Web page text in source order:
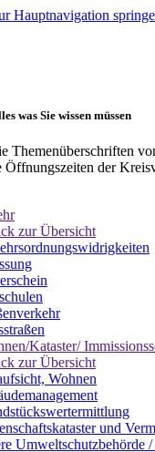
Hauptnavigation
was Sie wissen müssen
Themenüberschriften
Öffnungszeiten der
zur Übersicht
Kataster/
zur Übersicht
Wohnen
und
Umweltschutzbehörde